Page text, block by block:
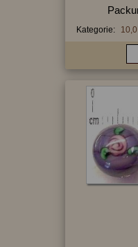
Kategorie: